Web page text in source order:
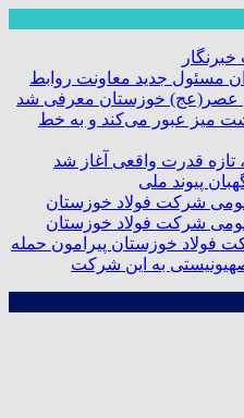
مسئول جدید معاونت روابط
عصر(عج) خوزستان معرفی شد
میز عبور می‌کند و به خط
قدرت واقعی آغاز شد
پیوند ملی
فولاد خوزستان پیرامون حمله
به این شرکت